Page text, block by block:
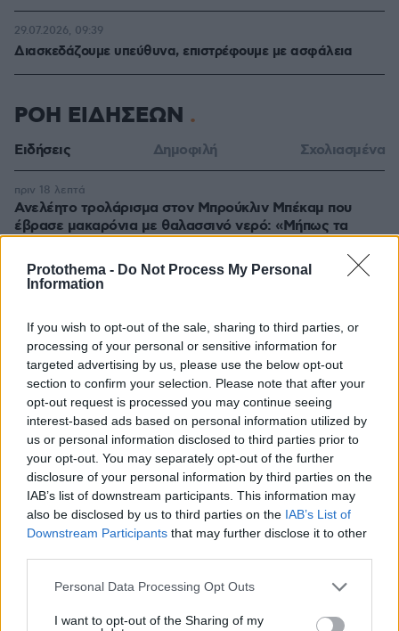
Protothema - Do Not Process My Personal
Information
If you wish to opt-out of the sale, sharing to third parties, or
processing of your personal or sensitive information for
targeted advertising by us, please use the below opt-out
section to confirm your selection. Please note that after your
opt-out request is processed you may continue seeing
interest-based ads based on personal information utilized by
us or personal information disclosed to third parties prior to
your opt-out. You may separately opt-out of the further
disclosure of your personal information by third parties on the
IAB’s list of downstream participants. This information may
also be disclosed by us to third parties on the IAB’s List of
Downstream Participants that may further disclose it to other
Please note that this website/app uses one or more Google
not limited to your visit or usage behaviour. You may click to
Personal Data Processing Opt Outs
I want to opt-out of the Sharing of my
Διασκεδάζουμε υπεύθυνα, επιστρέφουμε με ασφάλεια
29.07.2026, 09:39
ΡΟΗ ΕΙΔΗΣΕΩΝ
Ειδήσεις Δημοφιλή Σχολιασμένα
Ανελέητο τρολάρισμα στον Μπρούκλιν Μπέκαμ που
έβρασε μακαρόνια με θαλασσινό νερό: «Μήπως τα
γράφουν
πριν 18 λεπτά
απεγκλωβίστηκε ένα άτομο
πριν 19 λεπτά
Τα νέα nepo babies που κάνουν απόβαση στο Hollywood
πριν 20 λεπτά
Kαύσωνας: Ένας καθηγητής δίνει συμβουλές για να μην
εξαντληθούμε από τη ζέστη
πριν 28 λεπτά
Πρέπει τελικά να πλένουμε το πρόσωπό μας κάθε πρωί;
Η απάντηση ίσως σας εκπλήξει
πριν 30 λεπτά
αναδασωτέες περιοχές της Αττικής
πριν 30 λεπτά
πριν 31 λεπτά